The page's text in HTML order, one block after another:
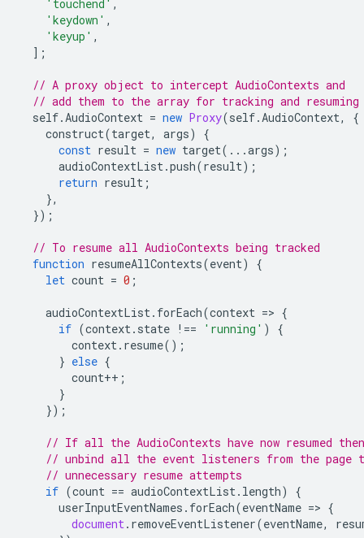
'touchend' ,
'keydown' ,
'keyup' ,
];
// A proxy object to intercept AudioContexts and
// add them to the array for tracking and
self.AudioContext = new Proxy(self.AudioContext,
{
construct(target, args)
{
const result = new target(...args);
audioContextList.push(result);
return result ;
},
});
// To resume all AudioContexts being tracked
function resumeAllContexts(event)
{
let count = 0 ;
audioContextList. forEach(context => {
if (context. state !== 'running' )
{
context. resume();
} else {
count++ ;
}
});
// If all the AudioContexts have now resumed
// unbind all the event listeners from the page
// unnecessary resume attempts
if (count == audioContextList. length)
{
userInputEventNames . forEach(eventName => {
document. removeEventListener(eventName,